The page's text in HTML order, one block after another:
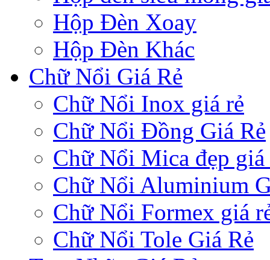
Hộp Đèn Xoay
Hộp Đèn Khác
Chữ Nổi Giá Rẻ
Chữ Nổi Inox giá rẻ
Chữ Nổi Đồng Giá Rẻ
Chữ Nổi Mica đẹp giá
Chữ Nổi Aluminium
Chữ Nổi Formex giá
Chữ Nổi Tole Giá Rẻ